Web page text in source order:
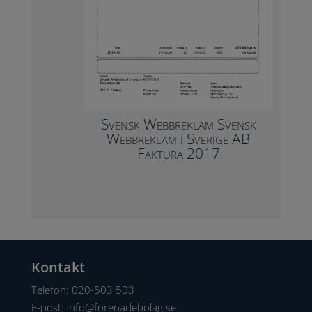
Svensk Webbreklam Svensk
Webbreklam i Sverige AB
Faktura 2017
Kontakt
Telefon: 020-503 503
E-post: info@forenadebolag.se